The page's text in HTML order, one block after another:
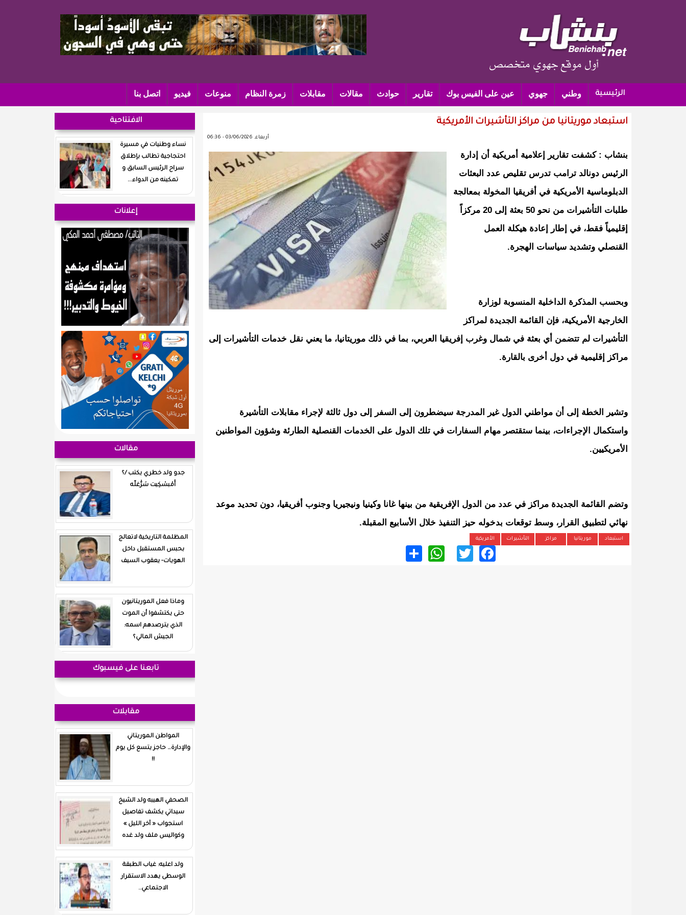
الرئيسية وطني جهوي عين على الفيس بوك تقارير حوادث مقالات مقابلات زمرة النظام منوعات فيديو اتصل بنا
استبعاد موريتانيا من مراكز التأشيرات الأمريكية
أربعاء, 03/06/2026 - 06:36
بنشاب : كشفت تقارير إعلامية أمريكية أن إدارة
الرئيس دونالد ترامب تدرس تقليص عدد البعثات
الدبلوماسية الأمريكية في أفريقيا المخولة بمعالجة
طلبات التأشيرات من نحو 50 بعثة إلى 20 مركزاً
إقليمياً فقط، في إطار إعادة هيكلة العمل
القنصلي وتشديد سياسات الهجرة.
وبحسب المذكرة الداخلية المنسوبة لوزارة
الخارجية الأمريكية، فإن القائمة الجديدة لمراكز
التأشيرات لم تتضمن أي بعثة في شمال وغرب إفريقيا العربي، بما في ذلك موريتانيا، ما يعني نقل خدمات التأشيرات إلى
مراكز إقليمية في دول أخرى بالقارة.
وتشير الخطة إلى أن مواطني الدول غير المدرجة سيضطرون إلى السفر إلى دول ثالثة لإجراء مقابلات التأشيرة
واستكمال الإجراءات، بينما ستقتصر مهام السفارات في تلك الدول على الخدمات القنصلية الطارئة وشؤون المواطنين
الأمريكيين.
وتضم القائمة الجديدة مراكز في عدد من الدول الإفريقية من بينها غانا وكينيا ونيجيريا وجنوب أفريقيا، دون تحديد موعد
نهائي لتطبيق القرار، وسط توقعات بدخوله حيز التنفيذ خلال الأسابيع المقبلة.
استبعاد موريتانيا مراكز التأشيرات الأمريكية
Facebook
Twitter
WhatsApp
الافتتاحية
نساء وطنيات في مسيرة
احتجاجية تطالب بإطلاق
سراح الرئيس السابق و
تمكينه من الدواء...
إعلانات
مقالات
جدو ولد خطري يكتب /؟
أَمْبسْكِيت سَرّْغلّه
المظلمة التاريخية لاتعالج
بحبس المستقبل داخل
الهويات- يعقوب السيف
وماذا فعل الموريتانيون
حتى يكتشفوا أن الموت
الذي يترصدهم اسمه:
الجيش المالي؟
تابعنا على فيسبوك
مقابلات
المواطن الموريتاني
والإدارة… حاجز يتسع كل يوم
!!
الصحفي الهيبه ولد الشيخ
سيداتي يكشف تفاصيل
استجواب « آخر الليل »
وكواليس ملف ولد غده
ولد اعليه: غياب الطبقة
الوسطى يهدد الاستقرار
الاجتماعي..